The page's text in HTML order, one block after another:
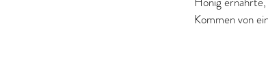
Kommen von